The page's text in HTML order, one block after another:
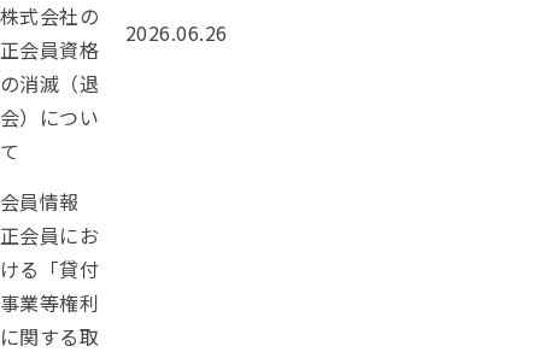
株式会社の
正会員資格
の消滅（退
会）につい
て
投稿日：
2026.06.26
カテゴリー：
会員情報
正会員にお
ける「貸付
事業等権利
に関する取